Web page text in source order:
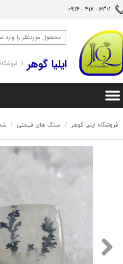
تغییر گذر واژه
سفارشات
خروج از حساب کاربری
6301 - 417 - 0914​​​​​​​
‌ایلیا گوهر |
فروشگاه ایلیا گوهر سنگ های قیمتی